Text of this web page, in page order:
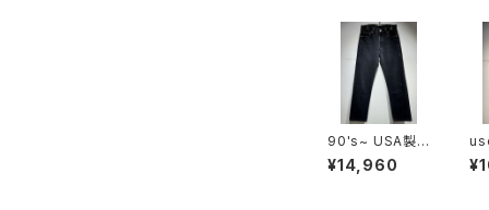
90's~ USA製 L
evi's 501 W30
×L32
¥14,960